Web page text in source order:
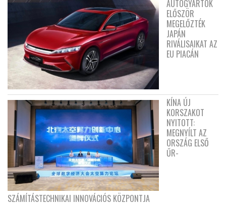
AUTÓGYÁRTÓK
ELŐSZÖR
MEGELŐZTÉK
JAPÁN
RIVÁLISAIKAT AZ
EU PIACÁN
KÍNA ÚJ
KORSZAKOT
NYITOTT:
MEGNYÍLT AZ
ORSZÁG ELSŐ
ŰR-
SZÁMÍTÁSTECHNIKAI INNOVÁCIÓS KÖZPONTJA